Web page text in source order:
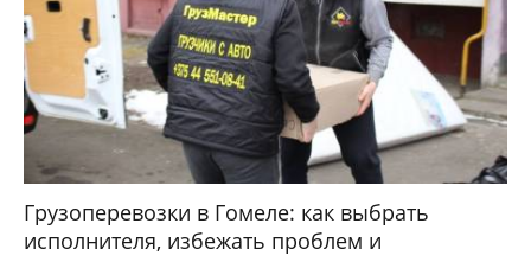
Грузоперевозки в Гомеле: как выбрать
исполнителя, избежать проблем и